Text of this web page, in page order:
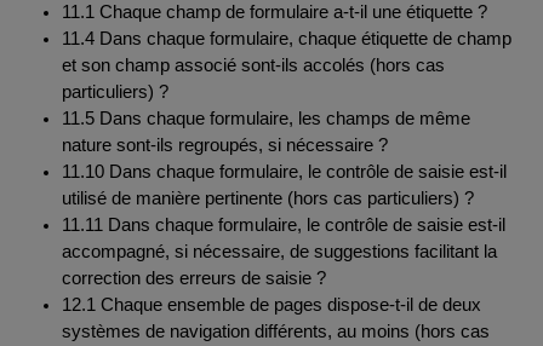
11.1 Chaque champ de formulaire a-t-il une étiquette ?
11.4 Dans chaque formulaire, chaque étiquette de champ
et son champ associé sont-ils accolés (hors cas
particuliers) ?
11.5 Dans chaque formulaire, les champs de même
nature sont-ils regroupés, si nécessaire ?
11.10 Dans chaque formulaire, le contrôle de saisie est-il
utilisé de manière pertinente (hors cas particuliers) ?
11.11 Dans chaque formulaire, le contrôle de saisie est-il
accompagné, si nécessaire, de suggestions facilitant la
correction des erreurs de saisie ?
12.1 Chaque ensemble de pages dispose-t-il de deux
systèmes de navigation différents, au moins (hors cas